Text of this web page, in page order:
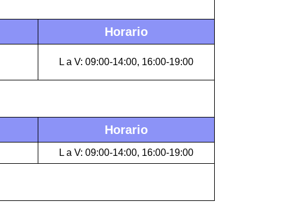
Horario
L a V: 09:00-14:00, 16:00-19:00
Horario
L a V: 09:00-14:00, 16:00-19:00